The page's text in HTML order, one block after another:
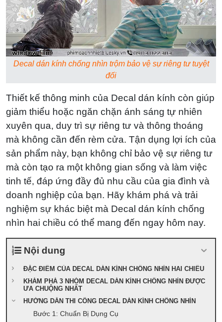
Decal dán kính chống nhìn trộm bảo vệ sự riêng tư tuyệt
đối
Thiết kế thông minh của Decal dán kính còn giúp
giảm thiểu hoặc ngăn chặn ánh sáng tự nhiên
xuyên qua, duy trì sự riêng tư và thông thoáng
mà không cần đến rèm cửa. Tận dụng lợi ích của
sản phẩm này, bạn không chỉ bảo vệ sự riêng tư
mà còn tạo ra một không gian sống và làm việc
tinh tế, đáp ứng đầy đủ nhu cầu của gia đình và
doanh nghiệp của bạn. Hãy khám phá và trải
nghiệm sự khác biệt mà Decal dán kính chống
nhìn hai chiều có thể mang đến ngay hôm nay.
Nội dung
ĐẶC ĐIỂM CỦA DECAL DÁN KÍNH CHỐNG NHÌN HAI CHIỀU
KHÁM PHÁ 3 NHÓM DECAL DÁN KÍNH CHỐNG NHÌN ĐƯỢC
ƯA CHUỘNG NHẤT
HƯỚNG DẪN THI CÔNG DECAL DÁN KÍNH CHỐNG NHÌN
Bước 1: Chuẩn Bị Dụng Cụ